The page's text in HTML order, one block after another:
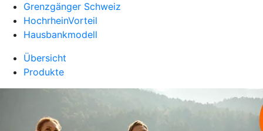
Grenzgänger Schweiz
HochrheinVorteil
Hausbankmodell
Übersicht
Produkte